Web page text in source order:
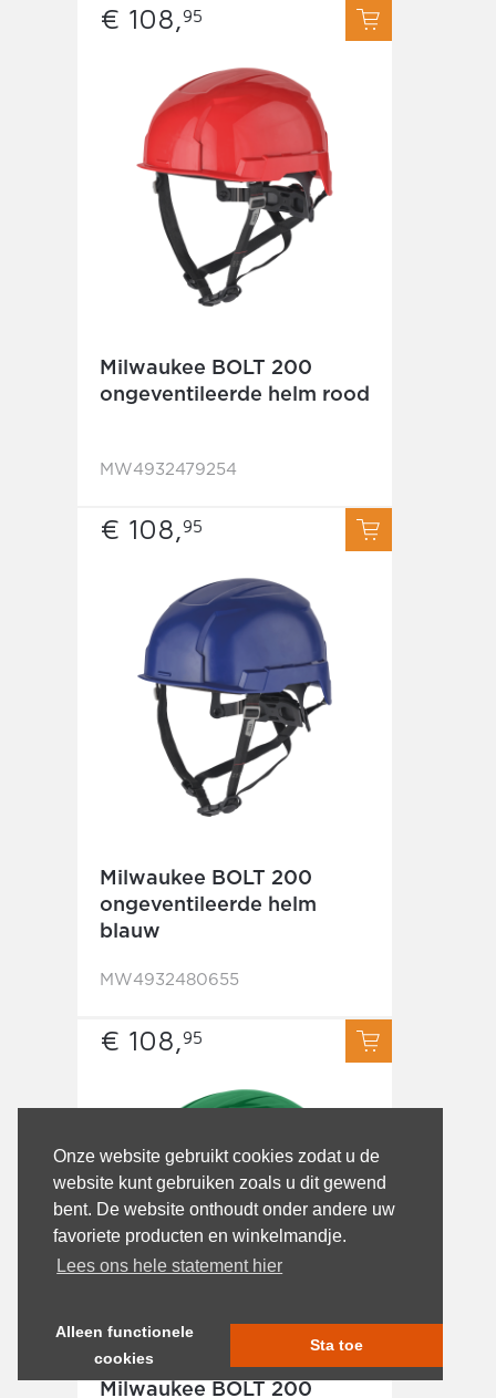
Onze website gebruikt cookies zodat u de
website kunt gebruiken zoals u dit gewend
bent. De website onthoudt onder andere uw
favoriete producten en winkelmandje.
Lees ons hele statement hier
Alleen functionele
cookies
Sta toe
€ 108, 95
Milwaukee BOLT 200
ongeventileerde helm rood
MW4932479254
€ 108,95
Milwaukee BOLT 200
ongeventileerde helm
blauw
MW4932480655
€ 108,95
Milwaukee BOLT 200